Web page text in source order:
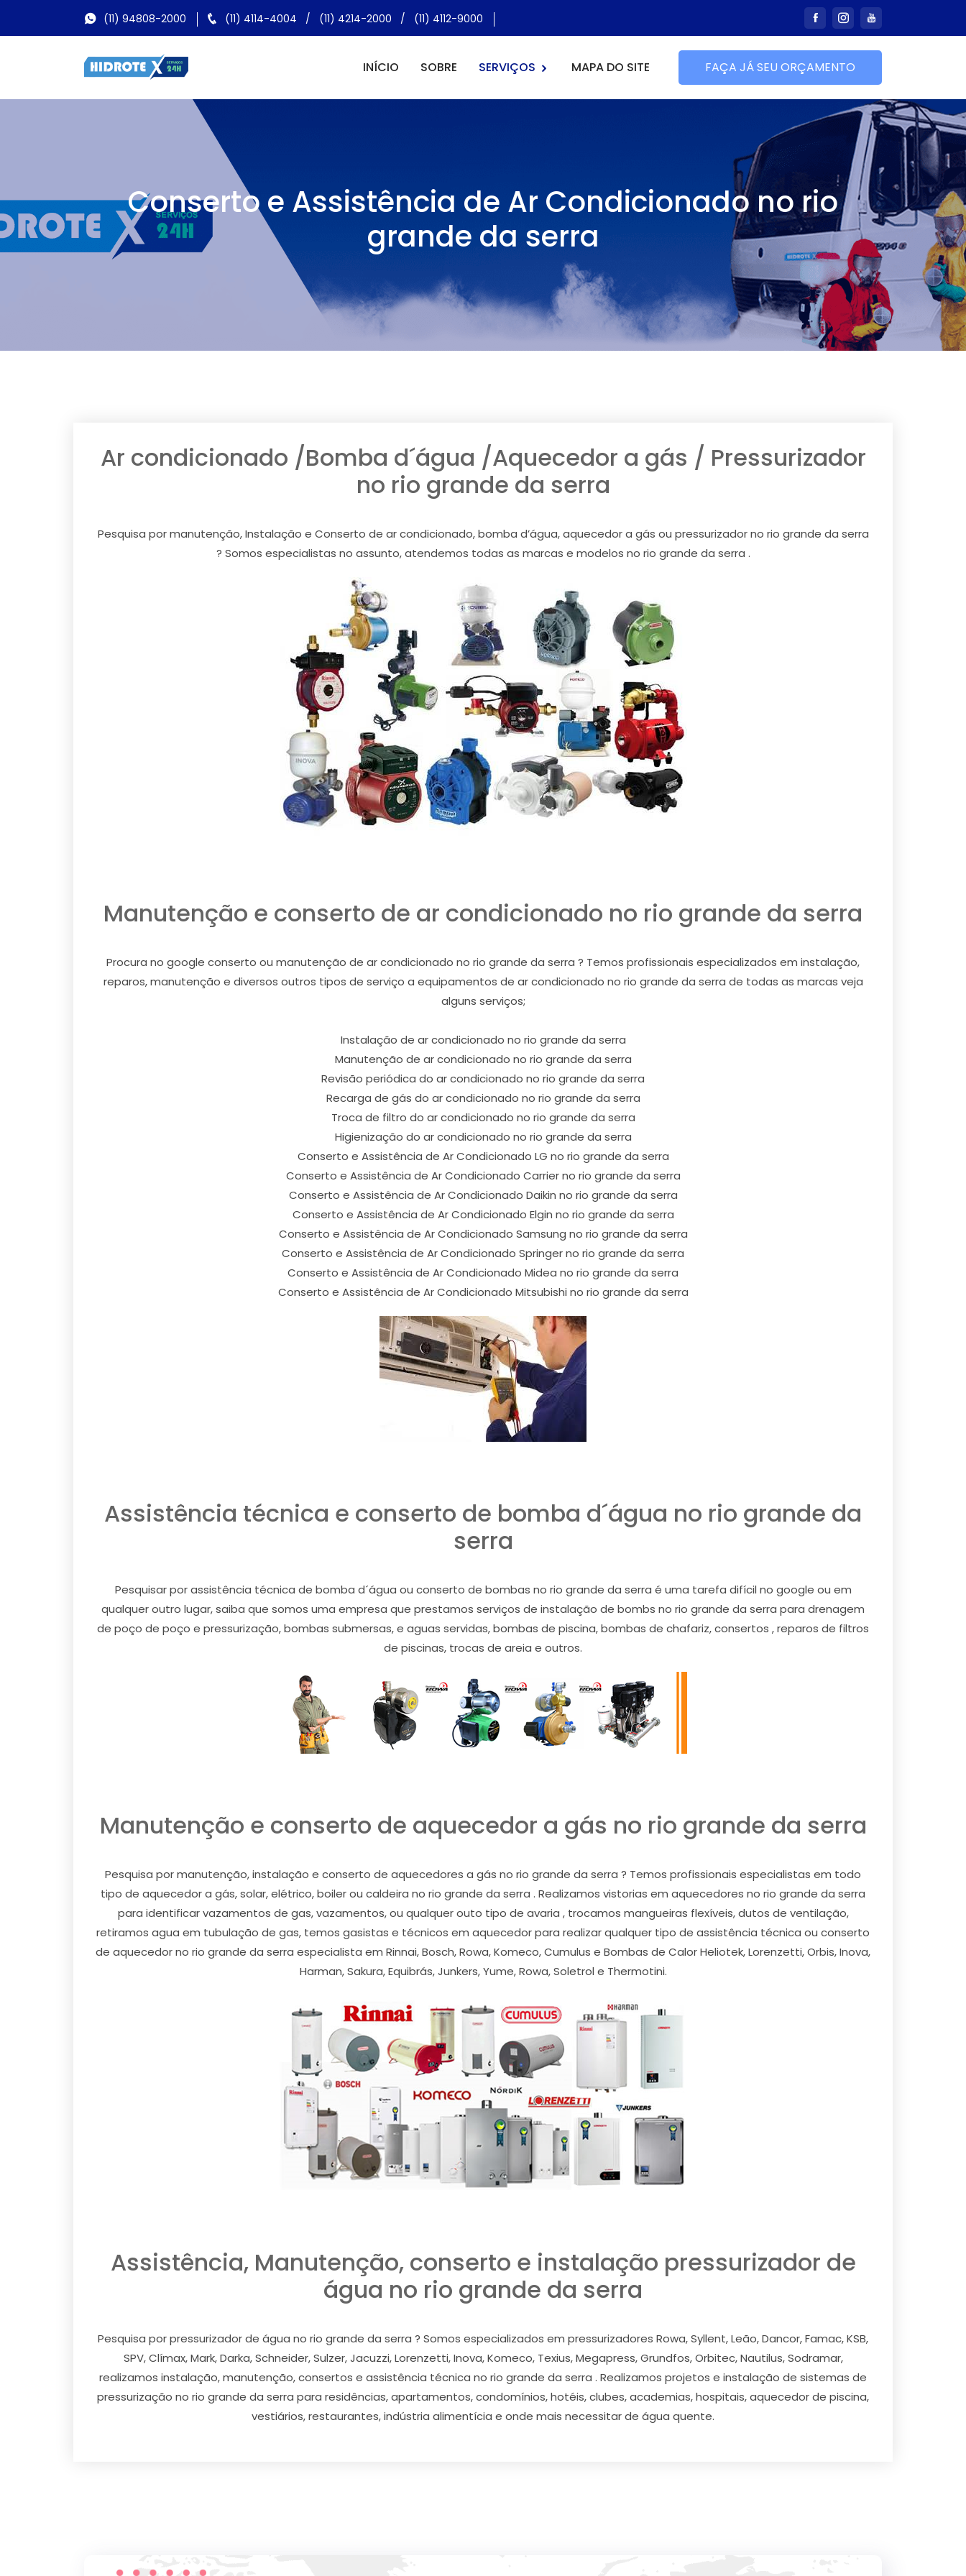
(11) 94808-2000 (11) 4114-4004 / (11) 4214-2000 / (11) 4112-9000
INÍCIO SOBRE SERVIÇOS MAPA DO SITE FAÇA JÁ SEU ORÇAMENTO
Conserto e Assistência de Ar Condicionado no rio
grande da serra
Ar condicionado /Bomba d´água /Aquecedor a gás / Pressurizador
no rio grande da serra
Pesquisa por manutenção, Instalação e Conserto de ar condicionado, bomba d’água, aquecedor a gás ou pressurizador no rio grande da serra
? Somos especialistas no assunto, atendemos todas as marcas e modelos no rio grande da serra .
Manutenção e conserto de ar condicionado no rio grande da serra
Procura no google conserto ou manutenção de ar condicionado no rio grande da serra ? Temos profissionais especializados em instalação,
reparos, manutenção e diversos outros tipos de serviço a equipamentos de ar condicionado no rio grande da serra de todas as marcas veja
alguns serviços;
Instalação de ar condicionado no rio grande da serra
Manutenção de ar condicionado no rio grande da serra
Revisão periódica do ar condicionado no rio grande da serra
Recarga de gás do ar condicionado no rio grande da serra
Troca de filtro do ar condicionado no rio grande da serra
Higienização do ar condicionado no rio grande da serra
Conserto e Assistência de Ar Condicionado LG no rio grande da serra
Conserto e Assistência de Ar Condicionado Carrier no rio grande da serra
Conserto e Assistência de Ar Condicionado Daikin no rio grande da serra
Conserto e Assistência de Ar Condicionado Elgin no rio grande da serra
Conserto e Assistência de Ar Condicionado Samsung no rio grande da serra
Conserto e Assistência de Ar Condicionado Springer no rio grande da serra
Conserto e Assistência de Ar Condicionado Midea no rio grande da serra
Conserto e Assistência de Ar Condicionado Mitsubishi no rio grande da serra
Assistência técnica e conserto de bomba d´água no rio grande da
serra
Pesquisar por assistência técnica de bomba d´água ou conserto de bombas no rio grande da serra é uma tarefa difícil no google ou em
qualquer outro lugar, saiba que somos uma empresa que prestamos serviços de instalação de bombs no rio grande da serra para drenagem
de poço de poço e pressurização, bombas submersas, e aguas servidas, bombas de piscina, bombas de chafariz, consertos , reparos de filtros
de piscinas, trocas de areia e outros.
Manutenção e conserto de aquecedor a gás no rio grande da serra
Pesquisa por manutenção, instalação e conserto de aquecedores a gás no rio grande da serra ? Temos profissionais especialistas em todo
tipo de aquecedor a gás, solar, elétrico, boiler ou caldeira no rio grande da serra . Realizamos vistorias em aquecedores no rio grande da serra
para identificar vazamentos de gas, vazamentos, ou qualquer outo tipo de avaria , trocamos mangueiras flexíveis, dutos de ventilação,
retiramos agua em tubulação de gas, temos gasistas e técnicos em aquecedor para realizar qualquer tipo de assistência técnica ou conserto
de aquecedor no rio grande da serra especialista em Rinnai, Bosch, Rowa, Komeco, Cumulus e Bombas de Calor Heliotek, Lorenzetti, Orbis, Inova,
Harman, Sakura, Equibrás, Junkers, Yume, Rowa, Soletrol e Thermotini.
Assistência, Manutenção, conserto e instalação pressurizador de
água no rio grande da serra
Pesquisa por pressurizador de água no rio grande da serra ? Somos especializados em pressurizadores Rowa, Syllent, Leão, Dancor, Famac, KSB,
SPV, Clímax, Mark, Darka, Schneider, Sulzer, Jacuzzi, Lorenzetti, Inova, Komeco, Texius, Megapress, Grundfos, Orbitec, Nautilus, Sodramar,
realizamos instalação, manutenção, consertos e assistência técnica no rio grande da serra . Realizamos projetos e instalação de sistemas de
pressurização no rio grande da serra para residências, apartamentos, condomínios, hotéis, clubes, academias, hospitais, aquecedor de piscina,
vestiários, restaurantes, indústria alimentícia e onde mais necessitar de água quente.